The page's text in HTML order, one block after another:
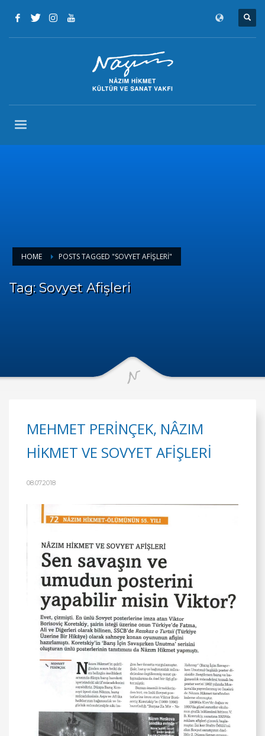
HOME POSTS TAGGED "SOVYET AFIŞLERI"
Tag: Sovyet Afişleri
MEHMET PERİNÇEK, NÂZIM
HİKMET VE SOVYET AFİŞLERİ
08.07.2018